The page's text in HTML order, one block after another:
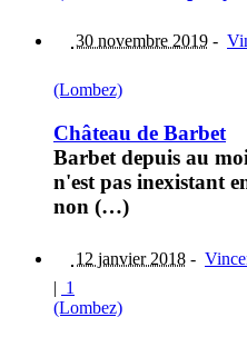
30 novembre 2019 -
(Lombez)
Château de Barbet
Barbet depuis au
n'est pas inexistant
non (…)
12 janvier 2018 -
| 1
(Lombez)